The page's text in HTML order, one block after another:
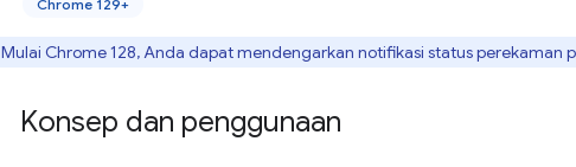
Chrome 129+
Mulai Chrome 128, Anda dapat mendengarkan notifikasi status perekaman
Konsep dan penggunaan